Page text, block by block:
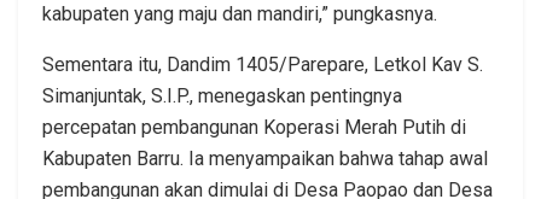
kabupaten yang maju dan mandiri,” pungkasnya.
Sementara itu, Dandim 1405/Parepare, Letkol Kav S.
Simanjuntak, S.I.P., menegaskan pentingnya
percepatan pembangunan Koperasi Merah Putih di
Kabupaten Barru. Ia menyampaikan bahwa tahap awal
pembangunan akan dimulai di Desa Paopao dan Desa